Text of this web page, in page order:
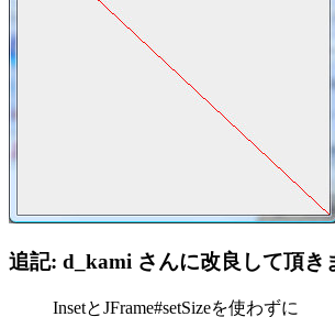
追記: d_kami さんに改良して頂き
InsetとJFrame#setSizeを使わずに